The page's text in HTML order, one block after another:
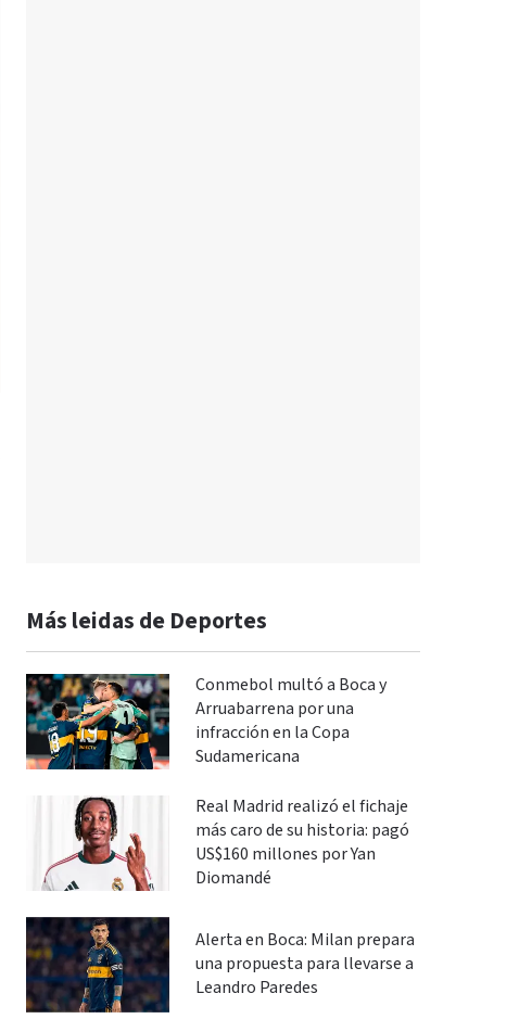
Más leidas de Deportes
Conmebol multó a Boca y
Arruabarrena por una
infracción en la Copa
Sudamericana
Real Madrid realizó el fichaje
más caro de su historia: pagó
US$160 millones por Yan
Diomandé
Alerta en Boca: Milan prepara
una propuesta para llevarse a
Leandro Paredes